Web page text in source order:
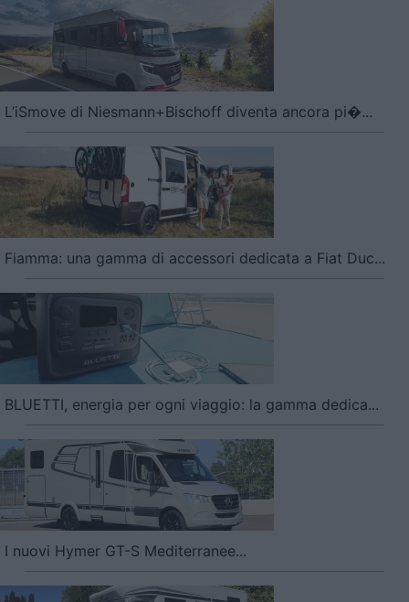
L’iSmove di Niesmann+Bischoff diventa ancora pi�...
Fiamma: una gamma di accessori dedicata a Fiat Duc...
BLUETTI, energia per ogni viaggio: la gamma dedica...
I nuovi Hymer GT-S Mediterranee...